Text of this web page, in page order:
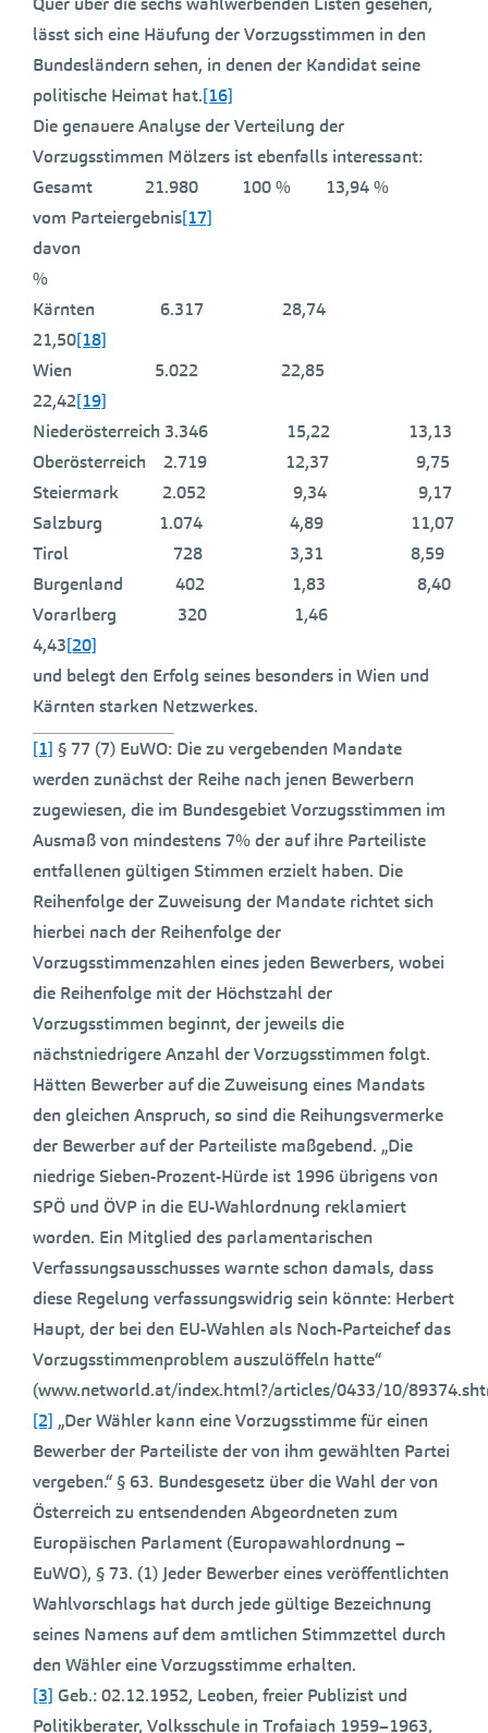
lässt sich eine Häufung der Vorzugsstimmen in den
Bundesländern sehen, in denen der Kandidat seine
politische Heimat hat.[16]
Die genauere Analyse der Verteilung der
Vorzugsstimmen Mölzers ist ebenfalls interessant:
Gesamt 21.980 100 % 13,94 %
vom Parteiergebnis[17]
davon
%
Kärnten 6.317 28,74
21,50[18]
Wien 5.022 22,85
22,42[19]
Niederösterreich 3.346 15,22 13,13
Oberösterreich 2.719 12,37 9,75
Steiermark 2.052 9,34 9,17
Salzburg 1.074 4,89 11,07
Tirol 728 3,31 8,59
Burgenland 402 1,83 8,40
Vorarlberg 320 1,46
4,43[20]
und belegt den Erfolg seines besonders in Wien und
Kärnten starken Netzwerkes.
[1] § 77 (7) EuWO: Die zu vergebenden Mandate
werden zunächst der Reihe nach jenen Bewerbern
zugewiesen, die im Bundesgebiet Vorzugsstimmen im
Ausmaß von mindestens 7% der auf ihre Parteiliste
entfallenen gültigen Stimmen erzielt haben. Die
Reihenfolge der Zuweisung der Mandate richtet sich
hierbei nach der Reihenfolge der
Vorzugsstimmenzahlen eines jeden Bewerbers, wobei
die Reihenfolge mit der Höchstzahl der
Vorzugsstimmen beginnt, der jeweils die
nächstniedrigere Anzahl der Vorzugsstimmen folgt.
Hätten Bewerber auf die Zuweisung eines Mandats
den gleichen Anspruch, so sind die Reihungsvermerke
der Bewerber auf der Parteiliste maßgebend. „Die
niedrige Sieben-Prozent-Hürde ist 1996 übrigens von
SPÖ und ÖVP in die EU-Wahlordnung reklamiert
worden. Ein Mitglied des parlamentarischen
Verfassungsausschusses warnte schon damals, dass
diese Regelung verfassungswidrig sein könnte: Herbert
Haupt, der bei den EU-Wahlen als Noch-Parteichef das
Vorzugsstimmenproblem auszulöffeln hatte“
(www.networld.at/index.html?/articles/0433/10/
[2] „Der Wähler kann eine Vorzugsstimme für einen
Bewerber der Parteiliste der von ihm gewählten Partei
vergeben.“ § 63. Bundesgesetz über die Wahl der von
Österreich zu entsendenden Abgeordneten zum
Europäischen Parlament (Europawahlordnung –
EuWO), § 73. (1) Jeder Bewerber eines veröffentlichten
Wahlvorschlags hat durch jede gültige Bezeichnung
seines Namens auf dem amtlichen Stimmzettel durch
den Wähler eine Vorzugsstimme erhalten.
[3] Geb.: 02.12.1952, Leoben, freier Publizist und
Politikberater, Volksschule in Trofaiach 1959–1963,